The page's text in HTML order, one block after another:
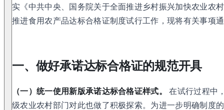
实《中共中央、国务院关于全面推进乡村振兴加快农业农
推进食用农产品达标合格证制度试行工作，现将有关事项
一、做好承诺达标合格证的规范开具
（一）统一使用新版承诺达标合格证样式。
在试行过程中
级农业农村部门对此也做了积极探索。为进一步明确制度